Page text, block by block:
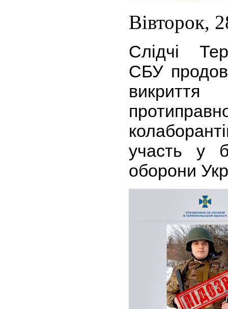
Вівторок,
Слідчі
СБУ
участь у
оборони